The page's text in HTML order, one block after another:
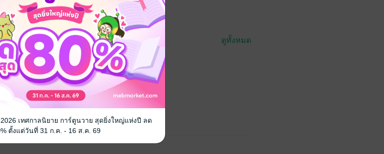
ดูทั้งหมด
2026 เทศกาลนิยาย การ์ตูนวาย สุดยิ่งใหญ่แห่งปี ลด
ตั้งแต่วันที่ 31 ก.ค. - 16 ส.ค. 69